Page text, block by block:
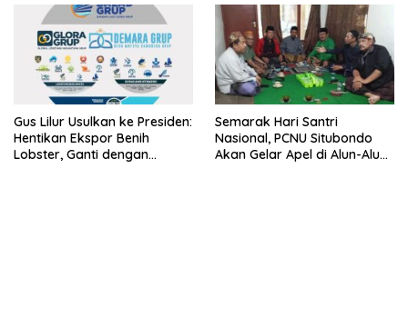
Gus Lilur Usulkan ke Presiden:
Hentikan Ekspor Benih
Lobster, Ganti dengan
Semarak Hari Santri
Nasional, PCNU Situbondo
Akan Gelar Apel di Alun-Alun